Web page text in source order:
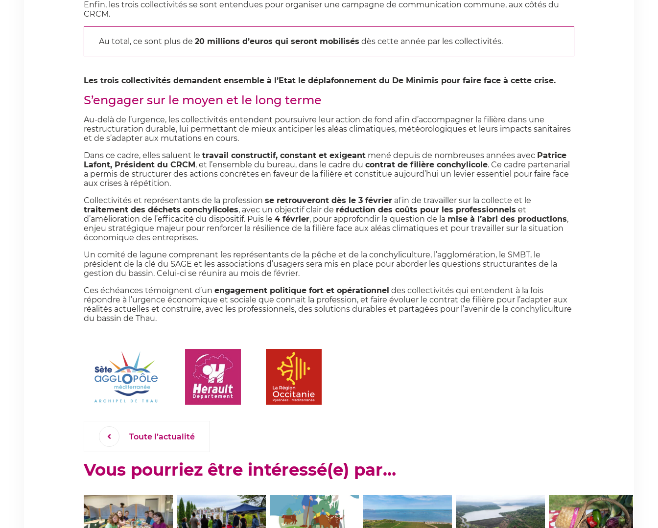
Enfin, les trois collectivités se sont entendues pour organiser une campagne de communication commune, aux côtés du
CRCM.
Au total, ce sont plus de 20 millions d’euros qui seront mobilisés dès cette année par les collectivités.
Les trois collectivités demandent ensemble à l’Etat le déplafonnement du De Minimis pour faire face à cette crise.
S’engager sur le moyen et le long terme
Au-delà de l’urgence, les collectivités entendent poursuivre leur action de fond afin d’accompagner la filière dans une
restructuration durable, lui permettant de mieux anticiper les aléas climatiques, météorologiques et leurs impacts sanitaires
et de s’adapter aux mutations en cours.
Dans ce cadre, elles saluent le travail constructif, constant et exigeant mené depuis de nombreuses années avec Patrice
Lafont, Président du CRCM, et l’ensemble du bureau, dans le cadre du contrat de filière conchylicole. Ce cadre partenarial
a permis de structurer des actions concrètes en faveur de la filière et constitue aujourd’hui un levier essentiel pour faire face
aux crises à répétition.
Collectivités et représentants de la profession se retrouveront dès le 3 février afin de travailler sur la collecte et le
traitement des déchets conchylicoles, avec un objectif clair de réduction des coûts pour les professionnels et
d’amélioration de l’efficacité du dispositif. Puis le 4 février, pour approfondir la question de la mise à l’abri des productions,
enjeu stratégique majeur pour renforcer la résilience de la filière face aux aléas climatiques et pour travailler sur la situation
économique des entreprises.
Un comité de lagune comprenant les représentants de la pêche et de la conchyliculture, l’agglomération, le SMBT, le
président de la clé du SAGE et les associations d’usagers sera mis en place pour aborder les questions structurantes de la
gestion du bassin. Celui-ci se réunira au mois de février.
Ces échéances témoignent d’un engagement politique fort et opérationnel des collectivités qui entendent à la fois
répondre à l’urgence économique et sociale que connait la profession, et faire évoluer le contrat de filière pour l’adapter aux
réalités actuelles et construire, avec les professionnels, des solutions durables et partagées pour l’avenir de la conchyliculture
du bassin de Thau.
Toute l’actualité
Vous pourriez être intéressé(e) par…